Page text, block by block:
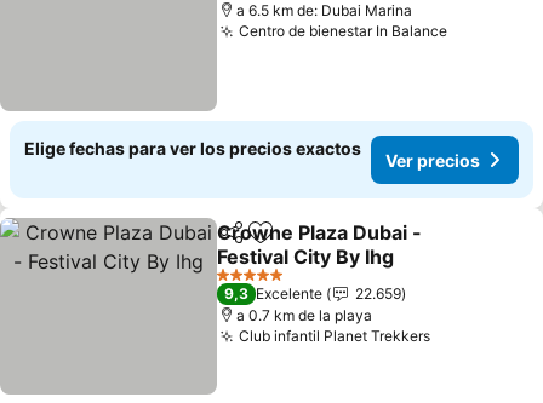
a 6.5 km de: Dubai Marina
Centro de bienestar In Balance
Elige fechas para ver los precios exactos
Ver precios
CompartirAgregar a favoritos
Crowne Plaza Dubai -
Festival City By Ihg
5 Estrellas
9,3 Excelente
22.659
a 0.7 km de la playa
Club infantil Planet Trekkers